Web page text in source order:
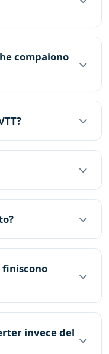
compaiono
finiscono
invece del